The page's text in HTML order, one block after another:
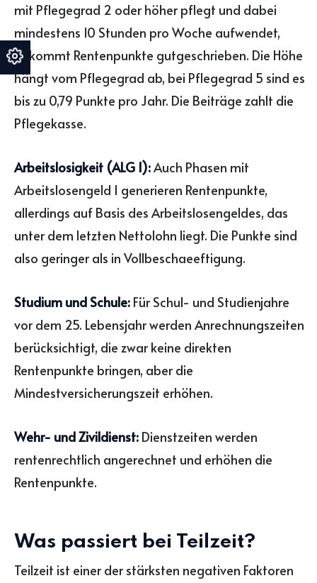
mit Pflegegrad 2 oder höher pflegt und dabei
mindestens 10 Stunden pro Woche aufwendet,
bekommt Rentenpunkte gutgeschrieben. Die Höhe
hängt vom Pflegegrad ab, bei Pflegegrad 5 sind es
bis zu 0,79 Punkte pro Jahr. Die Beiträge zahlt die
Pflegekasse.
Arbeitslosigkeit (ALG 1):Auch Phasen mit
Arbeitslosengeld I generieren Rentenpunkte,
allerdings auf Basis des Arbeitslosengeldes, das
unter dem letzten Nettolohn liegt. Die Punkte sind
also geringer als in Vollbeschaeeftigung.
Studium und Schule: Für Schul- und Studienjahre
vor dem 25. Lebensjahr werden Anrechnungszeiten
berücksichtigt, die zwar keine direkten
Rentenpunkte bringen, aber die
Mindestversicherungszeit erhöhen.
Wehr- und Zivildienst: Dienstzeiten werden
rentenrechtlich angerechnet und erhöhen die
Rentenpunkte.
Was passiert bei Teilzeit?
Teilzeit ist einer der stärksten negativen Faktoren